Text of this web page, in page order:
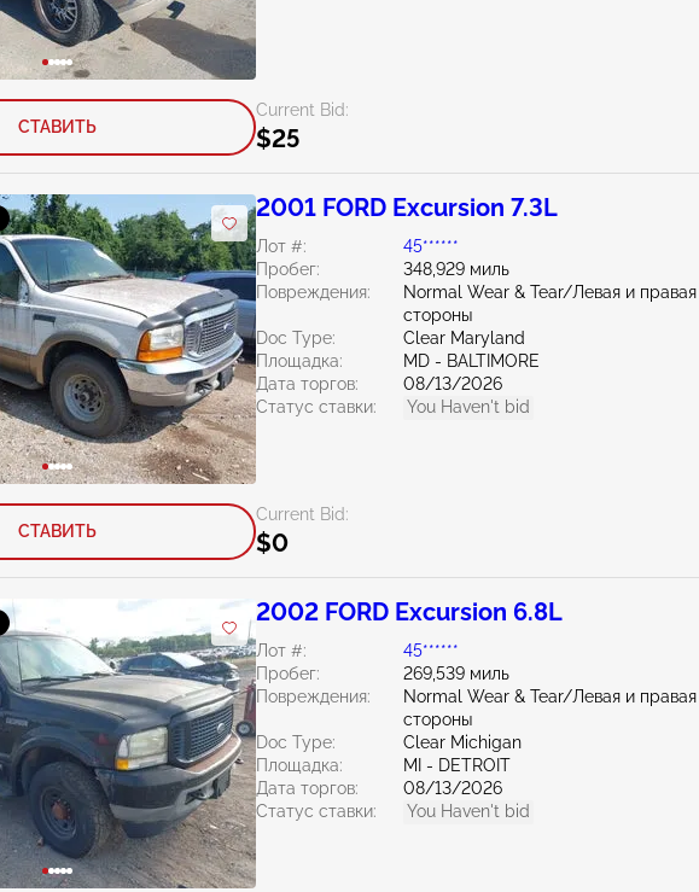
Current Bid:
$25
СТАВИТЬ
2001 FORD Excursion 7.3L
Лот #:
45******
Пробег:
348,929 миль
Повреждения:
Normal Wear & Tear/Левая и правая
стороны
Doc Type:
Clear Maryland
Площадка:
MD - BALTIMORE
Дата торгов:
08/13/2026
Статус ставки:
You Haven't bid
Current Bid:
$0
СТАВИТЬ
2002 FORD Excursion 6.8L
Лот #:
45******
Пробег:
269,539 миль
Повреждения:
Normal Wear & Tear/Левая и правая
стороны
Doc Type:
Clear Michigan
Площадка:
MI - DETROIT
Дата торгов:
08/13/2026
Статус ставки:
You Haven't bid